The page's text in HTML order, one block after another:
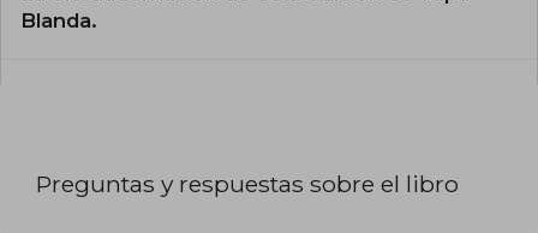
Blanda.
Preguntas y respuestas sobre el libro